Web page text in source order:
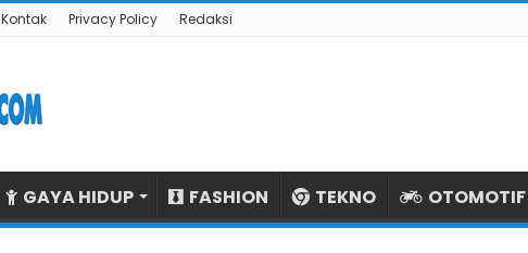
Kontak Privacy Policy Redaksi
GAYA HIDUP FASHION TEKNO OTOMOTIF